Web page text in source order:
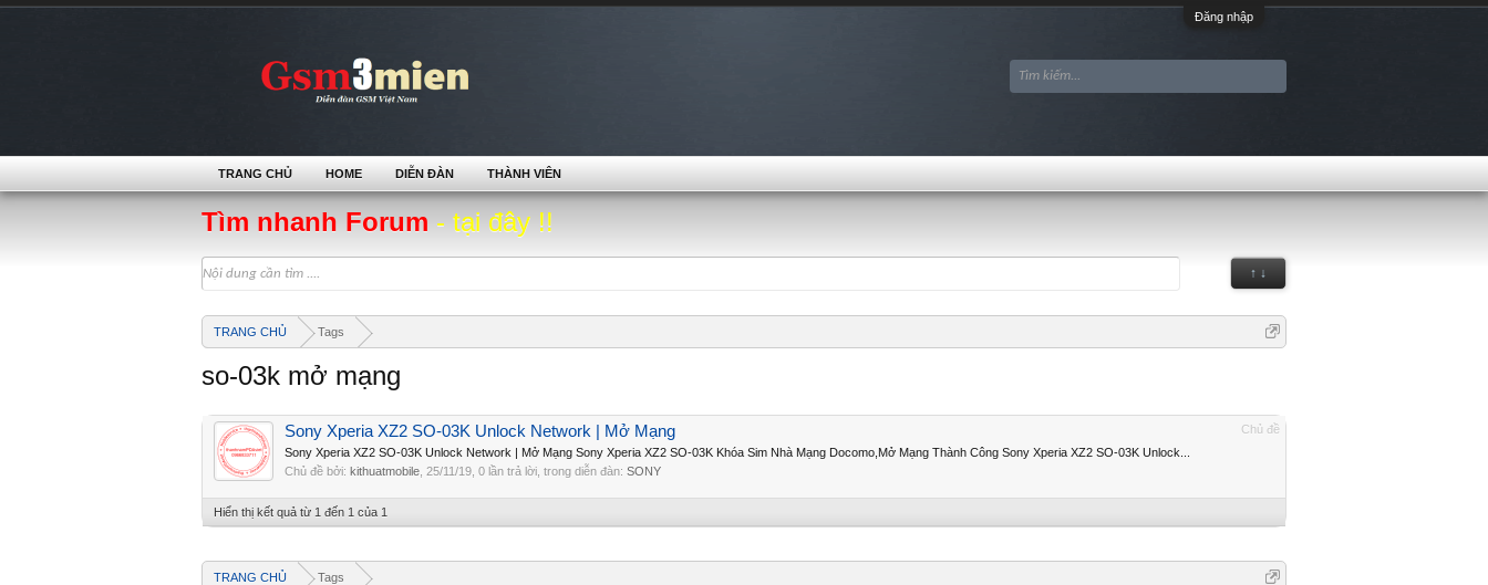
Đăng nhập
Tìm nhanh Forum - tại đây !!
↑ ↓
TRANG CHỦ Tags
so-03k mở mạng
Chủ đề
Sony Xperia XZ2 SO-03K Unlock Network | Mở Mạng
Sony Xperia XZ2 SO-03K Unlock Network | Mở Mạng Sony Xperia XZ2 SO-03K Khóa Sim Nhà Mạng Docomo,Mở Mạng Thành Công Sony Xperia XZ2 SO-03K Unlock...
Chủ đề bởi: kithuatmobile 25/11/19 , 0 lần trả lời, trong diễn đàn: SONY
Hiển thị kết quả từ 1 đến 1 của 1
TRANG CHỦ Tags
TRANG CHỦ HOME DIỄN ĐÀN THÀNH VIÊN